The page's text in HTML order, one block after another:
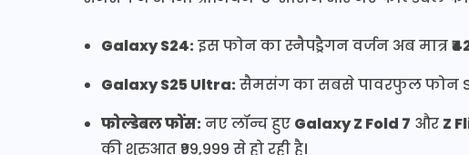
Galaxy S24:इस फोन का स्नैपड्रैगन वर्जन अब मात्र
Galaxy S25 Ultra:सैमसंग का सबसे पावरफुल फोन
फोल्डेबल फोंस:नए लॉन्च हुए Galaxy Z Fold 7 और Z
की शुरुआत ₹99,999 से हो रही है।